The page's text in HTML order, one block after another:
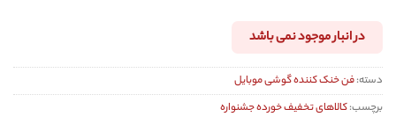
در انبار موجود نمی باشد
دسته:فن خنک کننده گوشی موبایل
برچسب:کالاهای تخفیف خورده جشنواره